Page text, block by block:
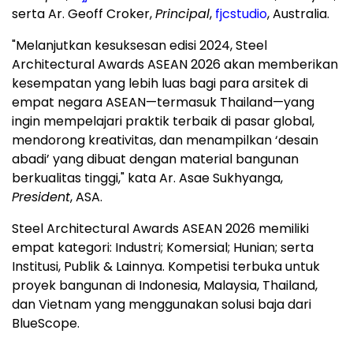
serta Ar. Geoff Croker,Principal, fjcstudio,Australia.
"Melanjutkan kesuksesan edisi 2024, Steel
Architectural Awards ASEAN 2026 akan memberikan
kesempatan yang lebih luas bagi para arsitek di
empat negara ASEAN—termasuk Thailand—yang
ingin mempelajari praktik terbaik di pasar global,
mendorong kreativitas, dan menampilkan ‘desain
abadi’ yang dibuat dengan material bangunan
berkualitas tinggi," kata Ar. Asae Sukhyanga,
President, ASA.
Steel Architectural Awards ASEAN 2026 memiliki
empat kategori: Industri; Komersial; Hunian; serta
Institusi, Publik & Lainnya. Kompetisi terbuka untuk
proyek bangunan di Indonesia, Malaysia, Thailand,
danVietnamyang menggunakan solusi baja dari
BlueScope.